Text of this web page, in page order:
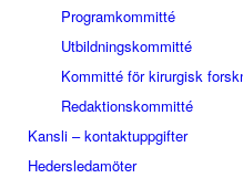
Programkommitté
Utbildningskommitté
Kommitté för kirurgisk
Redaktionskommitté
Kansli – kontaktuppgifter
Hedersledamöter